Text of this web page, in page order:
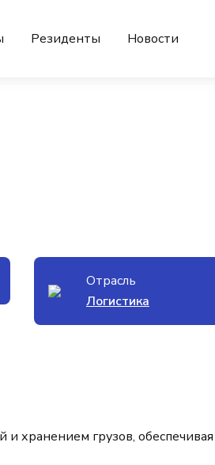
Резиденты Новости
Отрасль
Логистика
хранением грузов, обеспечивая